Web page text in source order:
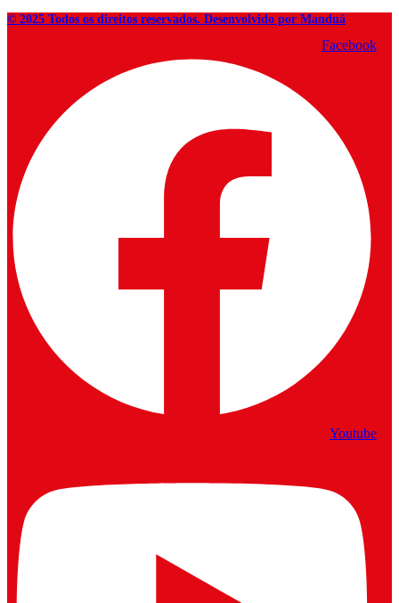
© 2025 Todos os direitos reservados. Desenvolvido por Manduá
Facebook
Youtube